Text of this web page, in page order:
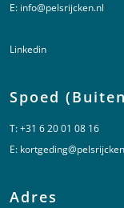
E: info@pelsrijcken.nl
Linkedin
Spoed
T:+31 6 20 01 08 16
E:
Adres